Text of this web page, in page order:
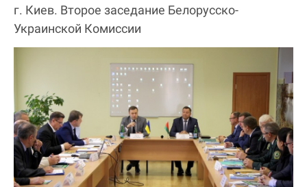
г. Киев. Второе заседание Белорусско-
Украинской Комиссии